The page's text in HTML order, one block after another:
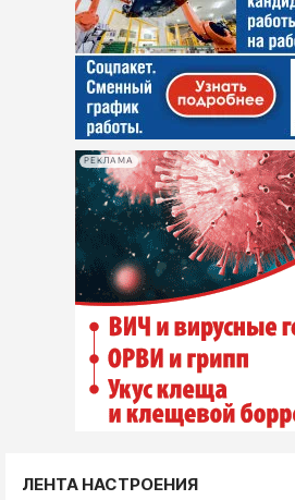
РЕКЛАМА
ЛЕНТА НАСТРОЕНИЯ